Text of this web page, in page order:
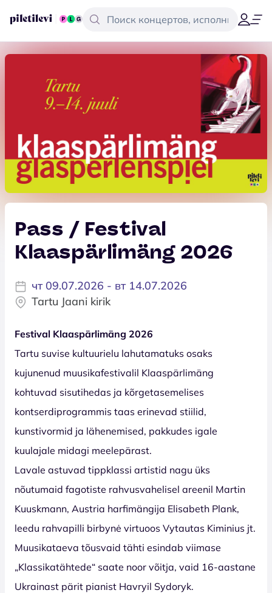
Pass / Festival
Klaaspärlimäng 2026
чт 09.07.2026 - вт 14.07.2026
Tartu Jaani kirik
Festival Klaaspärlimäng 2026
Tartu suvise kultuurielu lahutamatuks osaks
kujunenud muusikafestivalil Klaaspärlimäng
kohtuvad sisutihedas ja kõrgetasemelises
kontserdiprogrammis taas erinevad stiilid,
kunstivormid ja lähenemised, pakkudes igale
kuulajale midagi meelepärast.
Lavale astuvad tippklassi artistid nagu üks
nõutumaid fagotiste rahvusvahelisel areenil Martin
Kuuskmann, Austria harfimängija Elisabeth Plank,
leedu rahvapilli birbynė virtuoos Vytautas Kiminius jt.
Muusikataeva tõusvaid tähti esindab viimase
„Klassikatähtede“ saate noor võitja, vaid 16-aastane
Ukrainast pärit pianist Havryil Sydoryk.